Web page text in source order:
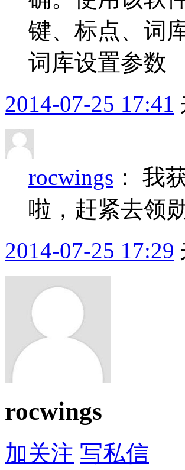
键、标点、词
词库设置
2014-07-25 17:41
rocwings ： 我
啦，赶紧去领
2014-07-25 17:29
rocwings
加关注 写私信